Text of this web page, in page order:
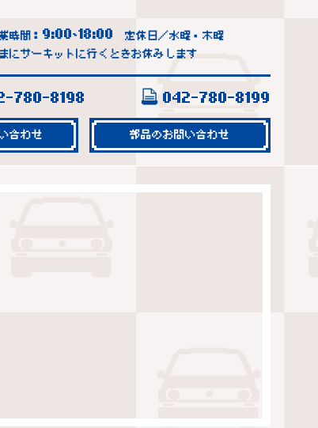
時間： 9:00~18:00
定休日／水曜・木曜
にサーキットに行くときお休みします
780-8198 042-780-8199
合わせ 部品のお問い合わせ